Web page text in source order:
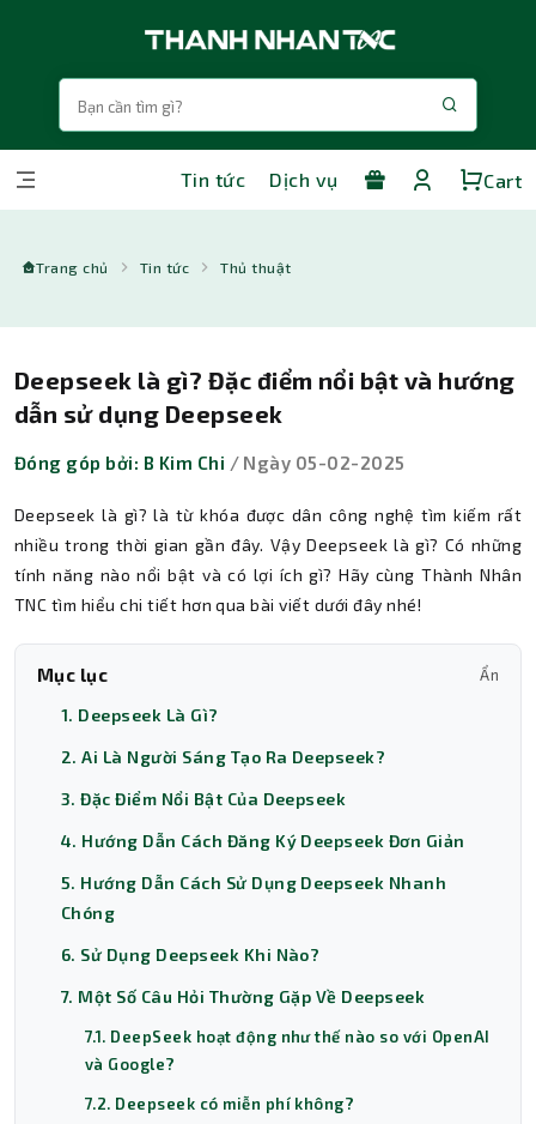
Tin tức Dịch vụ Cart
Trang chủ Tin tức Thủ thuật
Deepseek là gì? Đặc điểm nổi bật và hướng
dẫn sử dụng Deepseek
Đóng góp bởi: B Kim Chi / Ngày 05-02-2025
Deepseek là gì? là từ khóa được dân công nghệ tìm kiếm rất
nhiều trong thời gian gần đây. Vậy Deepseek là gì? Có những
tính năng nào nổi bật và có lợi ích gì? Hãy cùng Thành Nhân
TNC tìm hiểu chi tiết hơn qua bài viết dưới đây nhé!
Mục lục Ẩn
1. Deepseek Là Gì?
2. Ai Là Người Sáng Tạo Ra Deepseek?
3. Đặc Điểm Nổi Bật Của Deepseek
4. Hướng Dẫn Cách Đăng Ký Deepseek Đơn Giản
5. Hướng Dẫn Cách Sử Dụng Deepseek Nhanh
Chóng
6. Sử Dụng Deepseek Khi Nào?
7. Một Số Câu Hỏi Thường Gặp Về Deepseek
7.1. DeepSeek hoạt động như thế nào so với OpenAI
và Google?
7.2. Deepseek có miễn phí không?